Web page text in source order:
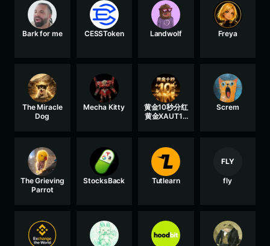
Bark for me CESSToken Landwolf Freya
The Miracle
Dog
Mecha Kitty
黄金10秒分红
黄金XAUT10
Screm
The Grieving
Parrot
StocksBack Tutlearn
FLY
fly